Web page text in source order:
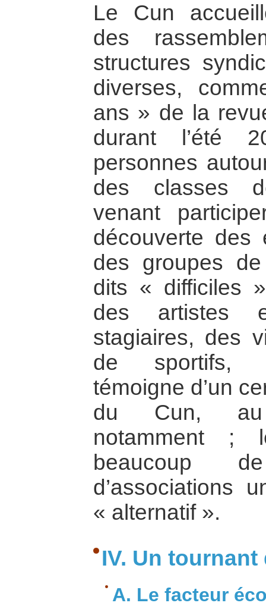
Le Cun
des
structures
diverses,
ans » de la
durant l’été
personnes
des classes
venant
découverte des
des groupes
dits « difficiles
des artistes
stagiaires, des
de sportifs,
témoigne d’un
du Cun, au
notamment ;
beaucoup
d’associations
« alternatif ».
IV. Un
A. Le facteur